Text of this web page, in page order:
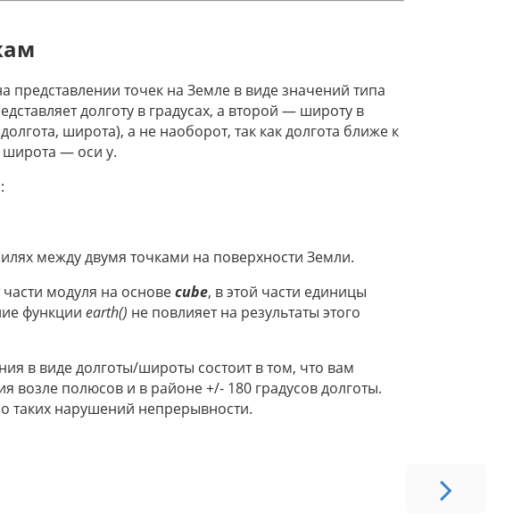
представлении точек на Земле в виде значений типа
долготу в градусах, а второй — широту в
широта), а не наоборот, так как долгота ближе к
широта — оси y.
между двумя точками на поверхности Земли.
модуля на основеcube, в этой части единицы
функции earth() не повлияет на результаты этого
в виде долготы/широты состоит в том, что вам
возле полюсов и в районе +/- 180 градусов долготы.
таких нарушений непрерывности.